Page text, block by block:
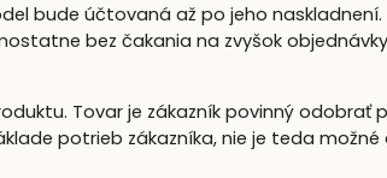
bude účtovaná až po jeho
bez čakania na zvyšok
Tovar je zákazník povinný odobrať
potrieb zákazníka, nie je teda